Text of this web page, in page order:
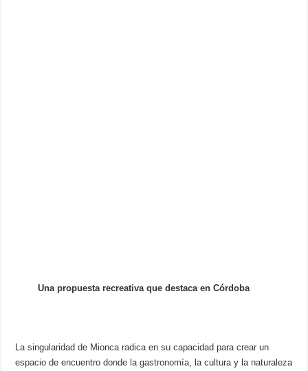
Una propuesta recreativa que destaca en Córdoba
La singularidad de Mionca radica en su capacidad para crear un
espacio de encuentro donde la gastronomía, la cultura y la naturaleza